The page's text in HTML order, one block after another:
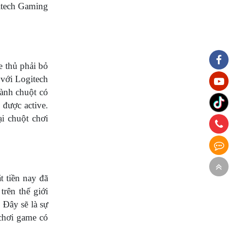
Gaming
thủ phải bỏ
Logitech
chuột có
active.
chuột chơi
tiền nay đã
thế giới
sẽ là sự
game có